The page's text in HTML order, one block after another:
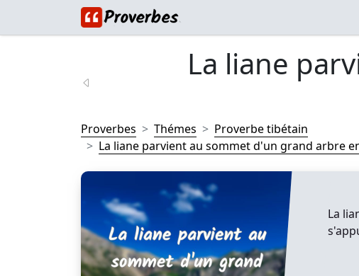
La liane
Proverbes Thémes
Proverbe tibétain
La liane parvient au sommet d'un grand arbre
La